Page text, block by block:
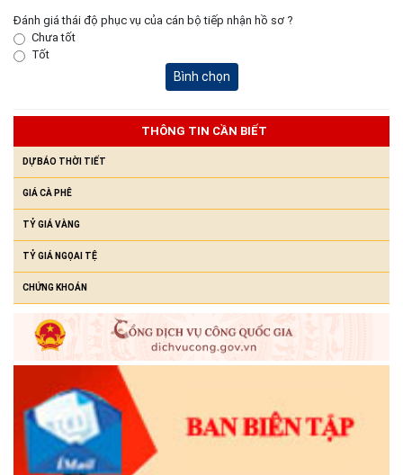
Đánh giá thái độ phục vụ của cán bộ tiếp nhận hồ sơ ?
Chưa tốt
Tốt
Bình chọn
THÔNG TIN CẦN BIẾT
DỰ BÁO THỜI TIẾT
GIÁ CÀ PHÊ
TỶ GIÁ VÀNG
TỶ GIÁ NGỌAI TỆ
CHỨNG KHOÁN
Niêm yết công khai Hồ sơ Đăng ký đất đai, cấp GCN QSD đất,
quyền sở hữu tài sản gắn liền với đất lần đầu của hộ ông Y